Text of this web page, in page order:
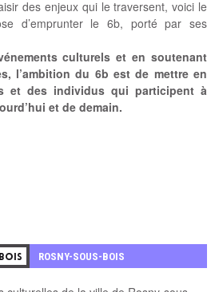
des enjeux qui le traversent, voici le
d’emprunter le 6b, porté par ses
culturels et en soutenant
l’ambition du 6b est de mettre en
et des individus qui participent à
et de demain.
ROSNY-SOUS-BOIS